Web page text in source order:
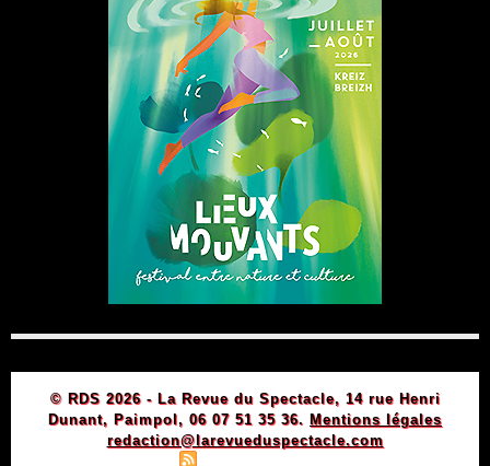
© RDS 2026 - La Revue du Spectacle, 14 rue Henri
Dunant, Paimpol, 06 07 51 35 36. Mentions légales
redaction@larevueduspectacle.com